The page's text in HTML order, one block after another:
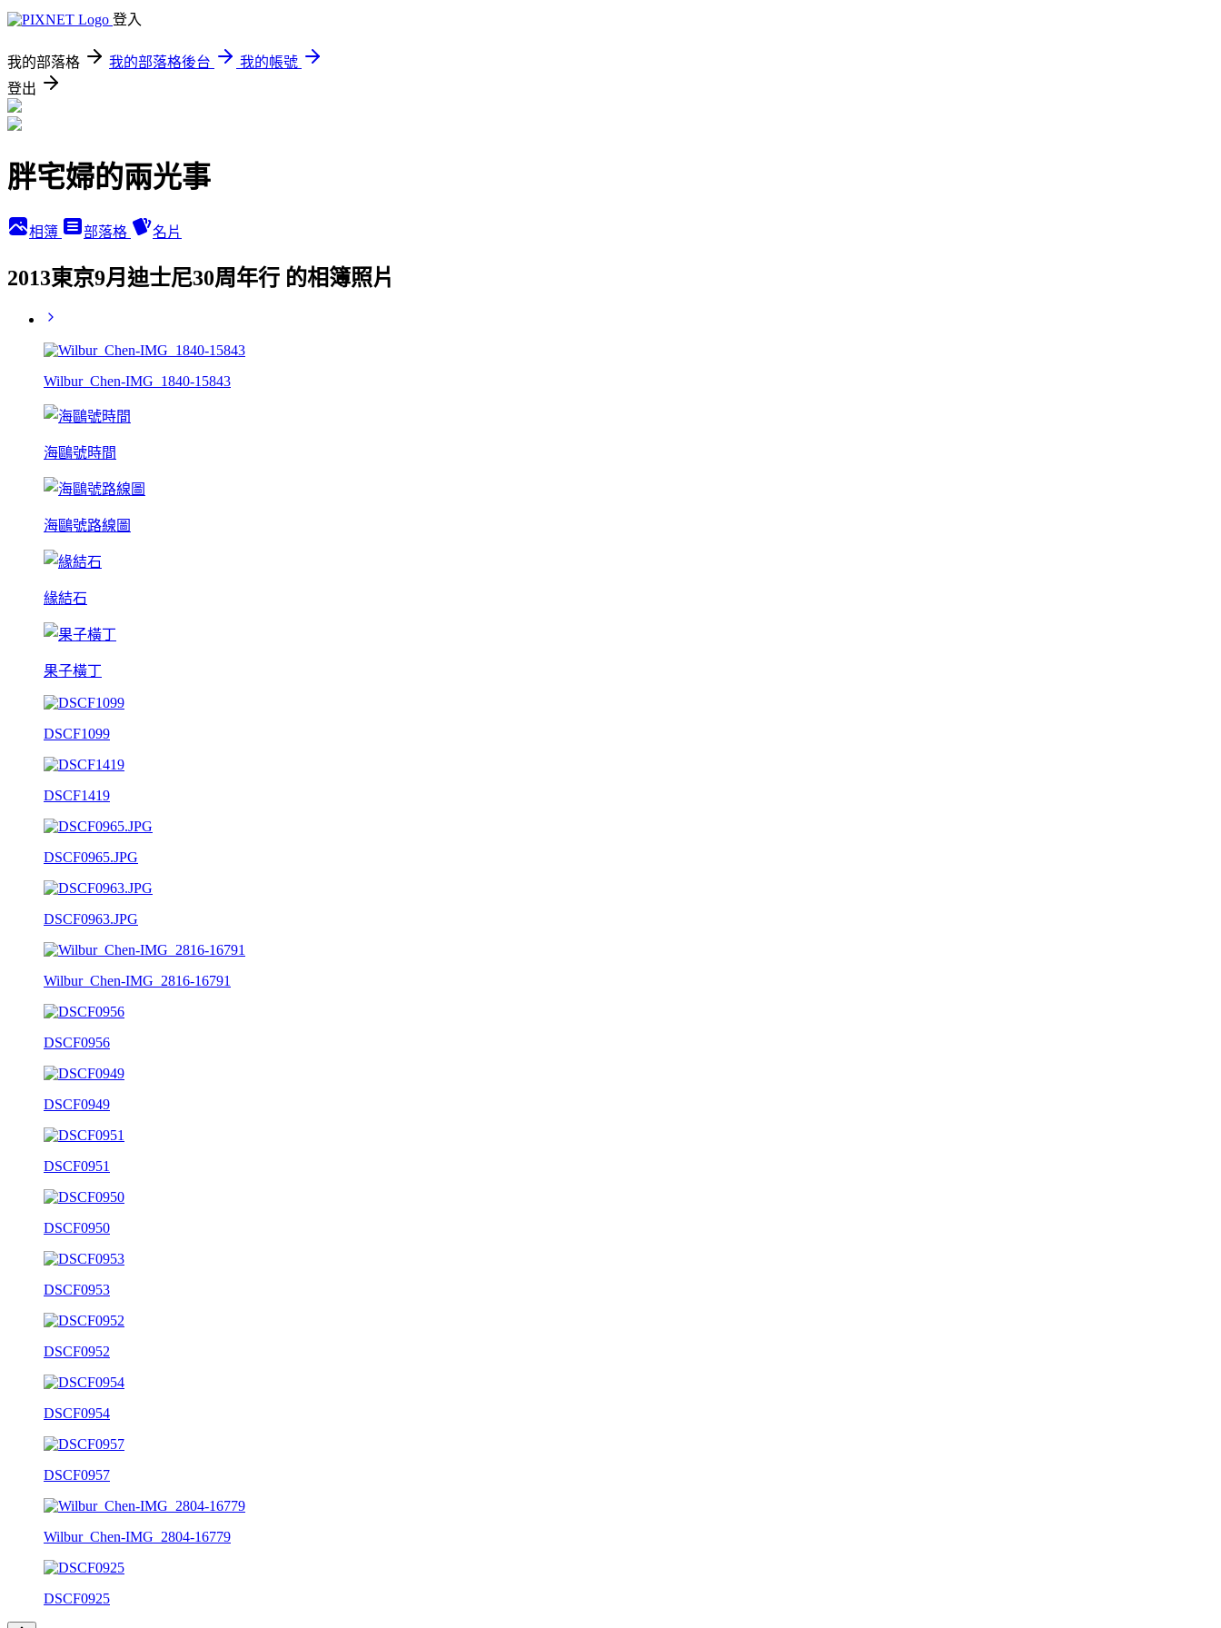
登入
我的部落格 我的部落格後台
我的帳號
登出
胖宅婦的兩光事
相簿 部落格 名片
2013東京9月迪士尼30周年行 的相簿照片
Wilbur_Chen-IMG_1840-15843
海鷗號時間
海鷗號路線圖
緣結石
果子橫丁
DSCF1099
DSCF1419
DSCF0965.JPG
DSCF0963.JPG
Wilbur_Chen-IMG_2816-16791
DSCF0956
DSCF0949
DSCF0951
DSCF0950
DSCF0953
DSCF0952
DSCF0954
DSCF0957
Wilbur_Chen-IMG_2804-16779
DSCF0925